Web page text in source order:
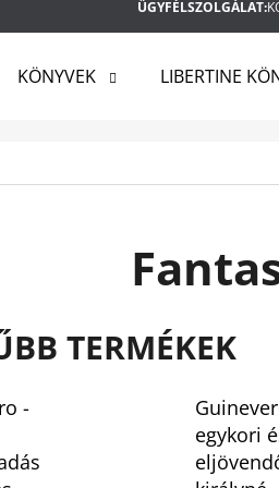
ÜGYFÉLSZOLGÁLAT:
KÖNYVEK LIBERTINE
TERMÉKEK
-
egykori